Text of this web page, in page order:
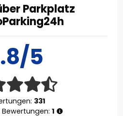
Parkplatz
5
331
1